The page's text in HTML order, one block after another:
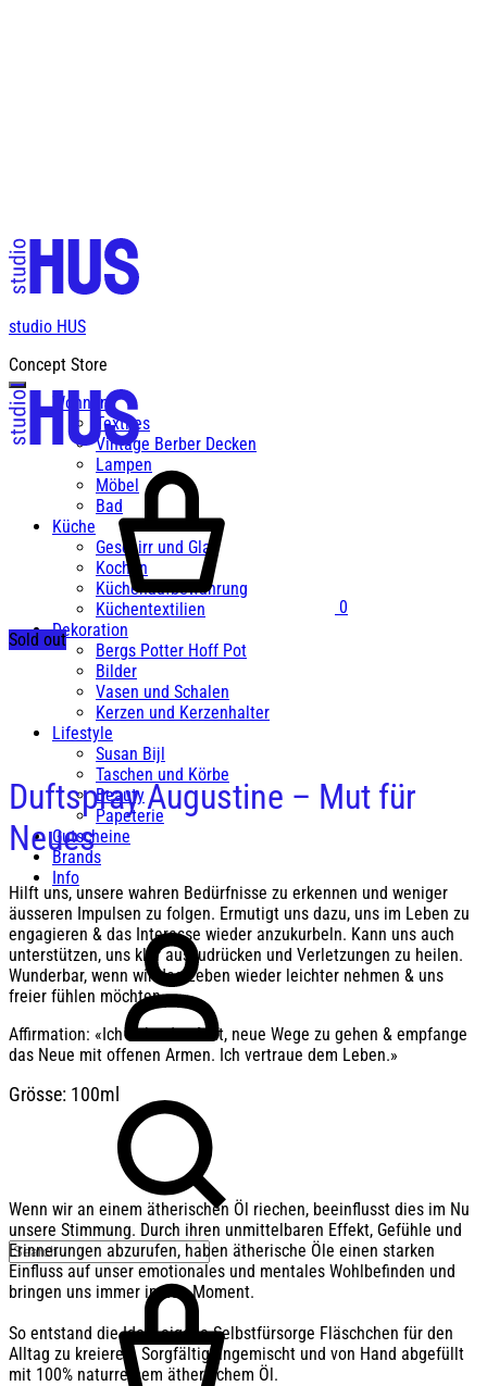
studio HUS
Concept Store
Wohnen
Textiles
Vintage Berber Decken
Lampen
Möbel
Bad
Küche
Geschirr und Glas
Kochen
Küchenaufbewahrung
Küchentextilien
Dekoration
Bergs Potter Hoff Pot
Bilder
Vasen und Schalen
Kerzen und Kerzenhalter
Lifestyle
Susan Bijl
Taschen und Körbe
Beauty
Papeterie
Gutscheine
Brands
Info
0
Sold out
Duftspray Augustine – Mut für
Neues
Hilft uns, unsere wahren Bedürfnisse zu erkennen und weniger
äusseren Impulsen zu folgen. Ermutigt uns dazu, uns im Leben zu
engagieren & das Interesse wieder anzukurbeln. Kann uns auch
unterstützen, uns klar auszudrücken und Verletzungen zu heilen.
Wunderbar, wenn wir das Leben wieder leichter nehmen & uns
freier fühlen möchten.
Affirmation: «Ich habe den Mut, neue Wege zu gehen & empfange
das Neue mit offenen Armen. Ich vertraue dem Leben.»
Grösse: 100ml
​Wenn wir an einem ätherischen Öl riechen, beeinflusst dies im Nu
unsere Stimmung. Durch ihren unmittelbaren Effekt, Gefühle und
Erinnerungen abzurufen, haben ätherische Öle einen starken
Einfluss auf unser emotionales und mentales Wohlbefinden und
bringen uns immer in den Moment.
So entstand die Idee, eigene Selbstfürsorge Fläschchen für den
Alltag zu kreieren. Sorgfältig angemischt und von Hand abgefüllt
mit 100% naturreinem ätherischem Öl.